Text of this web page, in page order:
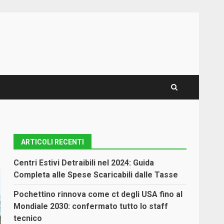
ARTICOLI RECENTI
Centri Estivi Detraibili nel 2024: Guida
Completa alle Spese Scaricabili dalle Tasse
Pochettino rinnova come ct degli USA fino al
Mondiale 2030: confermato tutto lo staff
tecnico